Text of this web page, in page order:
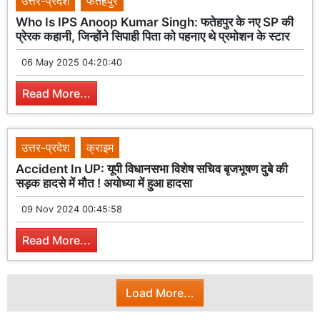
Who Is IPS Anoop Kumar Singh: फतेहपुर के नए SP की
प्रेरक कहानी, जिन्होंने सिपाही पिता को पहनाए थे प्रमोशन के स्टार
06 May 2025 04:20:40
Read More...
उत्तर-प्रदेश
क्राइम
Accident In UP: यूपी विधानसभा विशेष सचिव बृजभूषण दुबे की
सड़क हादसे में मौत ! अयोध्या में हुआ हादसा
09 Nov 2024 00:45:58
Read More...
Load More...